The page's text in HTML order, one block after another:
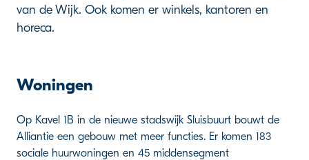
van de Wijk. Ook komen er winkels, kantoren en
horeca.
Woningen
Op Kavel 1B in de nieuwe stadswijk Sluisbuurt bouwt de
Alliantie een gebouw met meer functies. Er komen 183
sociale huurwoningen en 45 middensegment